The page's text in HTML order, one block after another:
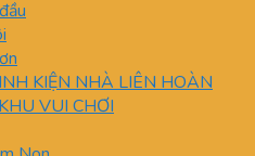
KIỆN NHÀ LIÊN HOÀN
VUI CHƠI